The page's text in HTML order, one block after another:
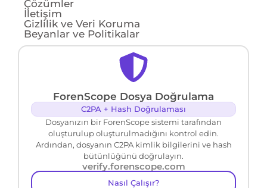
Çözümler
İletişim
Gizlilik ve Veri Koruma
Beyanlar ve Politikalar
ForenScope Dosya Doğrulama
C2PA + Hash Doğrulaması
Dosyanızın bir ForenScope sistemi tarafından
oluşturulup oluşturulmadığını kontrol edin.
Ardından, dosyanın C2PA kimlik bilgilerini ve hash
bütünlüğünü doğrulayın.
verify.forenscope.com
Nasıl Çalışır?